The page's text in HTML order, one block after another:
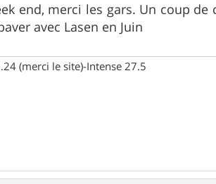
end, merci les gars. Un coup de
avec Lasen en Juin
(merci le site)-Intense 27.5